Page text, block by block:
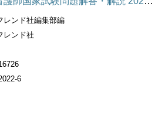
レンド社編集部編
レンド社
6